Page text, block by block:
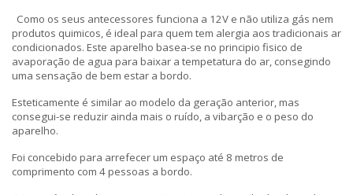
Como os seus antecessores funciona a 12V e não utiliza gás nem
produtos quimicos, é ideal para quem tem alergia aos tradicionais ar
condicionados. Este aparelho basea-se no principio fisico de
avaporação de agua para baixar a tempetatura do ar, consegindo
uma sensação de bem estar a bordo.
Esteticamente é similar ao modelo da geração anterior, mas
consegui-se reduzir ainda mais o ruído, a vibarção e o peso do
aparelho.
Foi concebido para arrefecer um espaço até 8 metros de
comprimento com 4 pessoas a bordo.